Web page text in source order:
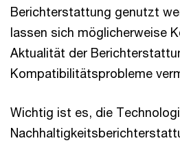
Berichterstattung genutzt
lassen sich möglicherweise
Aktualität der
Kompatibilitätsprobleme
Wichtig ist es, die